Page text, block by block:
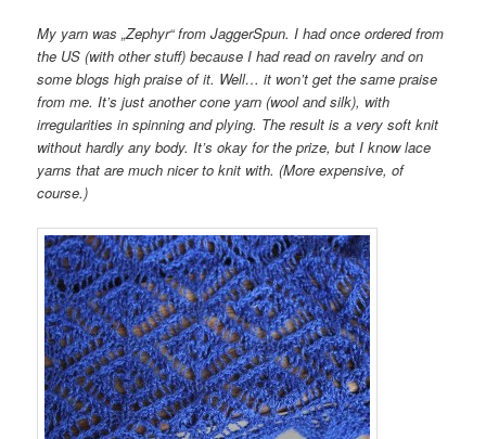
My yarn was „Zephyr“ from JaggerSpun. I had once ordered from
the US (with other stuff) because I had read on ravelry and on
some blogs high praise of it. Well… it won’t get the same praise
from me. It’s just another cone yarn (wool and silk), with
irregularities in spinning and plying. The result is a very soft knit
without hardly any body. It’s okay for the prize, but I know lace
yarns that are much nicer to knit with. (More expensive, of
course.)